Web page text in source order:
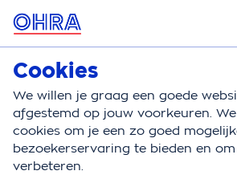
MENU
Zorgverzekering
Zorgverzekering
Cookies
We willen je graag een goede
afgestemd op jouw voorkeuren.
cookies om je een zo goed
bezoekerservaring te bieden en
verbeteren.